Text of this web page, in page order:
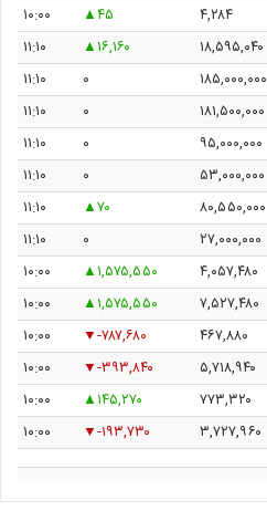
۴,۲۸۴ ۴۵
۱۰:۰۰
۱۸,۵۹۵,۰۴۰ ۱۶,۱۶۰
۱۱:۱۰
۱۸۵,۰۰۰,۰۰۰ ۰
۱۱:۱۰
۱۸۱,۵۰۰,۰۰۰ ۰
۱۱:۱۰
۹۵,۰۰۰,۰۰۰ ۰
۱۱:۱۰
۵۳,۰۰۰,۰۰۰ ۰
۱۱:۱۰
۸۰,۵۵۰,۰۰۰ ۷۰
۱۱:۱۰
۲۷,۰۰۰,۰۰۰ ۰
۱۱:۱۰
۴,۰۵۷,۴۸۰ ۱,۵۷۵,۵۵۰
۱۰:۰۰
۷,۵۲۷,۴۸۰ ۱,۵۷۵,۵۵۰
۱۰:۰۰
۴۶۷,۸۸۰ -۷۸۷,۶۸۰
۱۰:۰۰
۵,۷۱۸,۹۴۰ -۳۹۳,۸۴۰
۱۰:۰۰
۷۷۳,۳۲۰ ۱۴۵,۲۷۰
۱۰:۰۰
۳,۷۲۷,۹۶۰ -۱۹۳,۷۳۰ ۱۰:۰۰